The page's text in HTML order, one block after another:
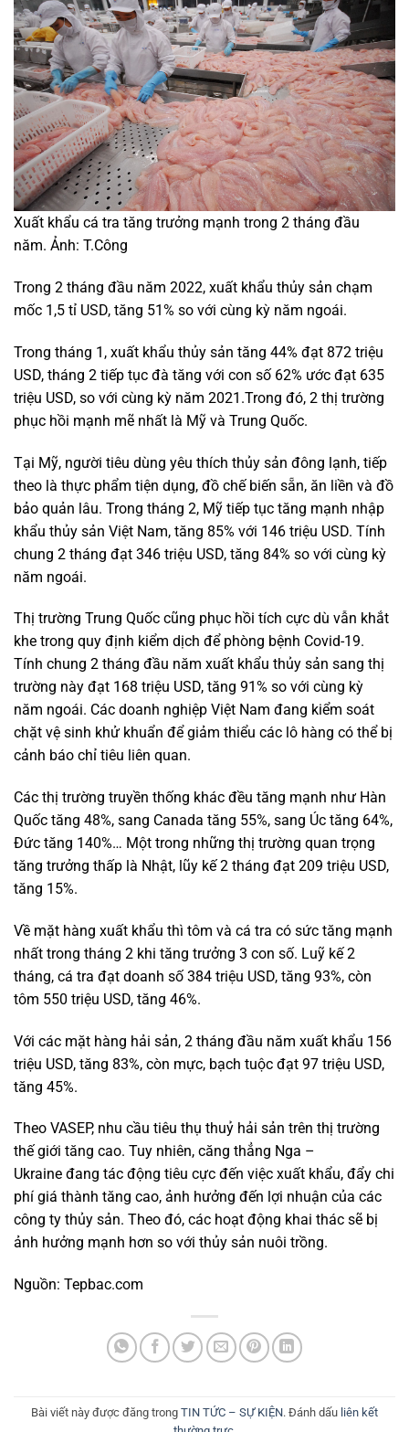
Xuất khẩu cá tra tăng trưởng mạnh trong 2 tháng đầu
năm. Ảnh: T.Công
Trong 2 tháng đầu năm 2022, xuất khẩu thủy sản chạm
mốc 1,5 tỉ USD, tăng 51% so với cùng kỳ năm ngoái.
Trong tháng 1, xuất khẩu thủy sản tăng 44% đạt 872 triệu
USD, tháng 2 tiếp tục đà tăng với con số 62% ước đạt 635
triệu USD, so với cùng kỳ năm 2021.Trong đó, 2 thị trường
phục hồi mạnh mẽ nhất là Mỹ và Trung Quốc.
Tại Mỹ, người tiêu dùng yêu thích thủy sản đông lạnh, tiếp
theo là thực phẩm tiện dụng, đồ chế biến sẵn, ăn liền và đồ
bảo quản lâu. Trong tháng 2, Mỹ tiếp tục tăng mạnh nhập
khẩu thủy sản Việt Nam, tăng 85% với 146 triệu USD. Tính
chung 2 tháng đạt 346 triệu USD, tăng 84% so với cùng kỳ
năm ngoái.
Thị trường Trung Quốc cũng phục hồi tích cực dù vẫn khắt
khe trong quy định kiểm dịch để phòng bệnh Covid-19.
Tính chung 2 tháng đầu năm xuất khẩu thủy sản sang thị
trường này đạt 168 triệu USD, tăng 91% so với cùng kỳ
năm ngoái. Các doanh nghiệp Việt Nam đang kiểm soát
chặt vệ sinh khử khuẩn để giảm thiểu các lô hàng có thể bị
cảnh báo chỉ tiêu liên quan.
Các thị trường truyền thống khác đều tăng mạnh như Hàn
Quốc tăng 48%, sang Canada tăng 55%, sang Úc tăng 64%,
Đức tăng 140%… Một trong những thị trường quan trọng
tăng trưởng thấp là Nhật, lũy kế 2 tháng đạt 209 triệu USD,
tăng 15%.
Về mặt hàng xuất khẩu thì tôm và cá tra có sức tăng mạnh
nhất trong tháng 2 khi tăng trưởng 3 con số. Luỹ kế 2
tháng, cá tra đạt doanh số 384 triệu USD, tăng 93%, còn
tôm 550 triệu USD, tăng 46%.
Với các mặt hàng hải sản, 2 tháng đầu năm xuất khẩu 156
triệu USD, tăng 83%, còn mực, bạch tuộc đạt 97 triệu USD,
tăng 45%.
Theo VASEP, nhu cầu tiêu thụ thuỷ hải sản trên thị trường
thế giới tăng cao. Tuy nhiên, căng thẳng Nga –
Ukraine đang tác động tiêu cực đến việc xuất khẩu, đẩy chi
phí giá thành tăng cao, ảnh hưởng đến lợi nhuận của các
công ty thủy sản. Theo đó, các hoạt động khai thác sẽ bị
ảnh hưởng mạnh hơn so với thủy sản nuôi trồng.
Nguồn: Tepbac.com
Bài viết này được đăng trong TIN TỨC – SỰ KIỆN. Đánh dấu liên kết